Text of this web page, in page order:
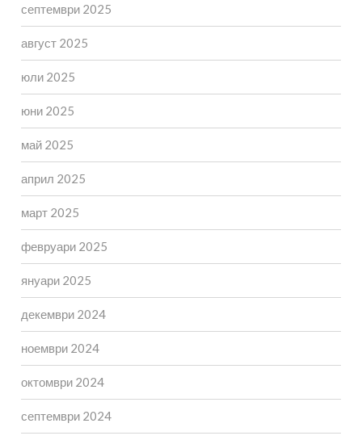
септември 2025
август 2025
юли 2025
юни 2025
май 2025
април 2025
март 2025
февруари 2025
януари 2025
декември 2024
ноември 2024
октомври 2024
септември 2024